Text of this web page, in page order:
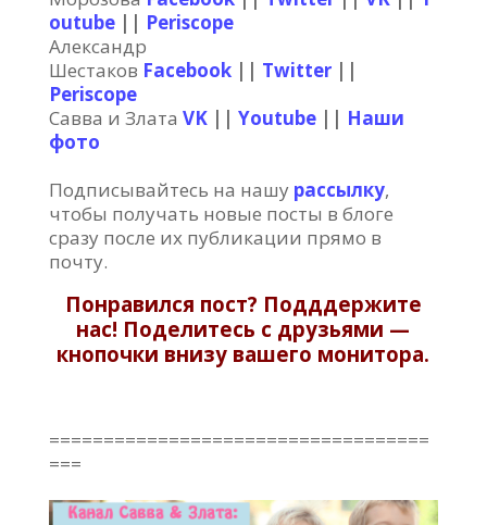
outube|| Periscope
Александр
Шестаков Facebook || Twitter||
Periscope
Савва и Злата VK || Youtube || Наши
фото
Подписывайтесь на нашу рассылку,
чтобы получать новые посты в блоге
сразу после их публикации прямо в
почту.
Понравился пост? Подддержите
нас! Поделитесь с друзьями —
кнопочки внизу вашего монитора.
===================================
===